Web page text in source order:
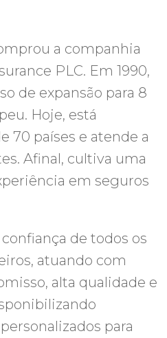
a companhia
PLC. Em 1990,
de expansão para 8
Hoje, está
70 países e atende a
Afinal, cultiva uma
em seguros
de todos os
atuando com
alta qualidade e
para